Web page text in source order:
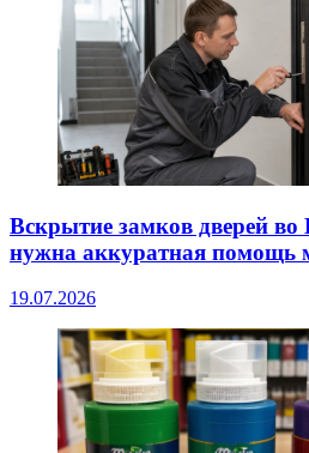
Вскрытие замков дверей
нужна аккуратная помощь
19.07.2026